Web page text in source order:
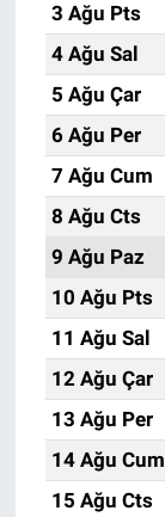
3 Ağu Pts
4 Ağu Sal
5 Ağu Çar
6 Ağu Per
7 Ağu Cum
8 Ağu Cts
9 Ağu Paz
10 Ağu Pts
11 Ağu Sal
12 Ağu Çar
13 Ağu Per
14 Ağu Cum
15 Ağu Cts